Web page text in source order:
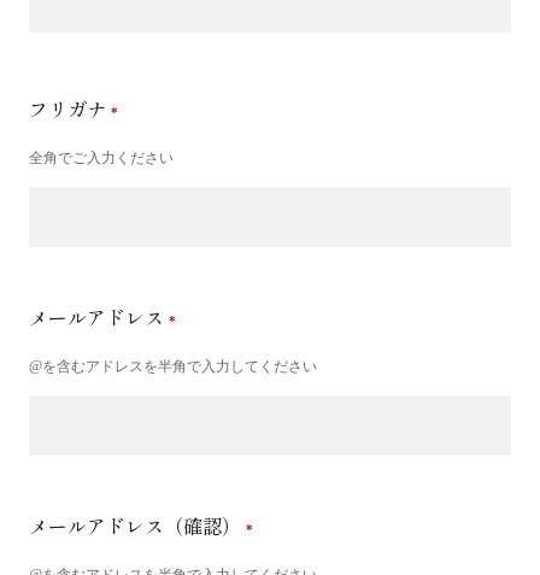
フリガナ
全角でご入力ください
メールアドレス
@を含むアドレスを半角で入力してください
メールアドレス（確認）